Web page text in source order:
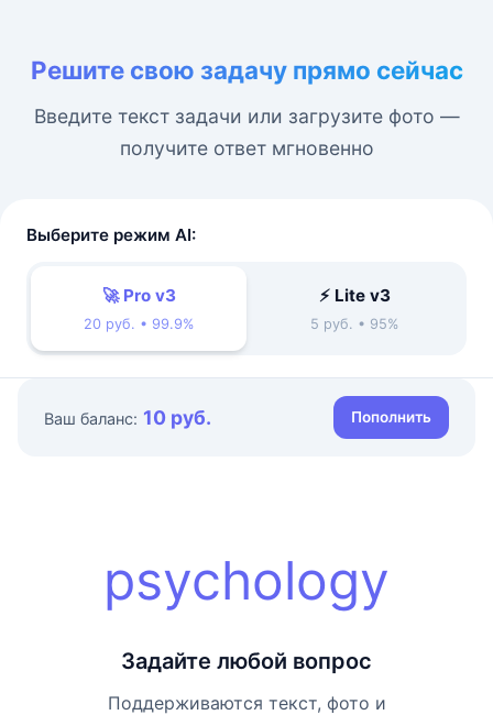
Решите свою задачу прямо сейчас
Введите текст задачи или загрузите фото —
получите ответ мгновенно
Выберите режим AI:
🚀 Pro v3
20 руб. • 99.9%
⚡ Lite v3
5 руб. • 95%
Ваш баланс: 10 руб. Пополнить
psychology
Задайте любой вопрос
Поддерживаются текст, фото и